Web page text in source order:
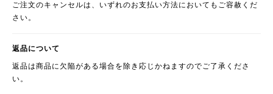
ご注文のキャンセルは、いずれのお支払い方法においてもご容赦くだ
さい。
返品について
返品は商品に欠陥がある場合を除き応じかねますのでご了承くださ
い。